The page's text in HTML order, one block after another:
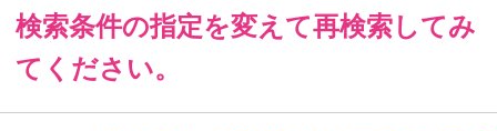
検索条件の指定を変えて再検索してみ
てください。